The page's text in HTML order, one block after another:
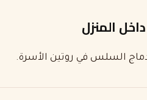
المنزل
السلس في روتين الأسرة.